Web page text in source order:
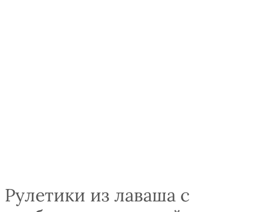
Рулетики из лаваша с